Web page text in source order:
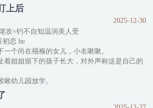
狭小破旧的房间拥抱，失控接吻，像闷热夏夜
雨
系
“越灿，不可以。”
薄冰山，谁都融化不了，她发誓不会在同一个
上后
2025-12-30
攻×钓不自知温润美人受
初恋 he
个尚在襁褓的女儿，小名啾啾。
着姐姐留下的孩子长大，对外声称这是自己的
幼儿园放学。
发现幼儿园门口停了一辆不多见的加长款黑色